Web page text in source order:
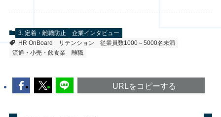
3. 定着・離職防止
企業インタビュー
HR OnBoard
リテンション
従業員数1000～5000名未満
流通・小売・飲食業
離職
URLをコピーする